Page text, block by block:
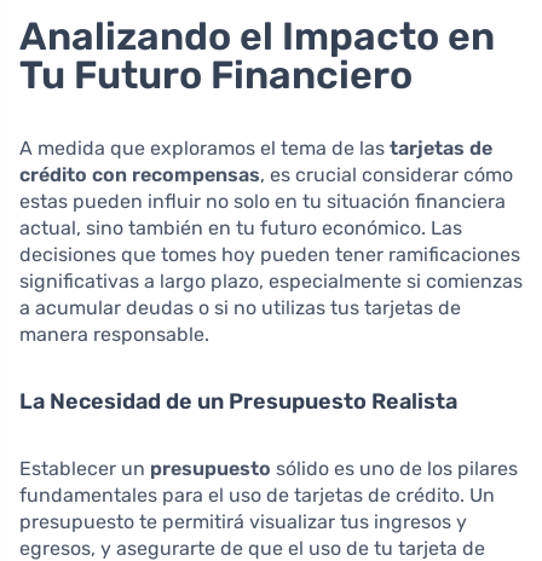
Analizando el Impacto en
Tu Futuro Financiero
A medida que exploramos el tema de las tarjetas de
crédito con recompensas, es crucial considerar cómo
estas pueden influir no solo en tu situación financiera
actual, sino también en tu futuro económico. Las
decisiones que tomes hoy pueden tener ramificaciones
significativas a largo plazo, especialmente si comienzas
a acumular deudas o si no utilizas tus tarjetas de
manera responsable.
La Necesidad de un Presupuesto Realista
Establecer un presupuesto sólido es uno de los pilares
fundamentales para el uso de tarjetas de crédito. Un
presupuesto te permitirá visualizar tus ingresos y
egresos, y asegurarte de que el uso de tu tarjeta de